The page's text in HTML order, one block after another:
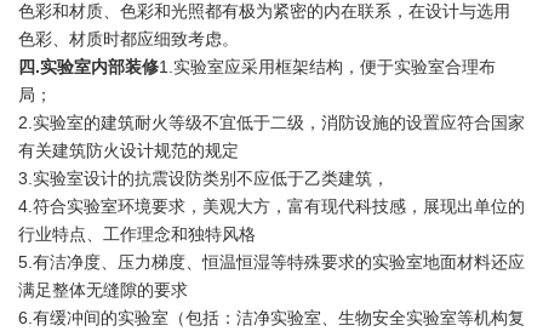
色彩和材质、色彩和光照都有极为紧密的内在联系，在设计与选用
色彩、材质时都应细致考虑。
四.实验室内部装修1.实验室应采用框架结构，便于实验室合理布
局；
2.实验室的建筑耐火等级不宜低于二级，消防设施的设置应符合国家
有关建筑防火设计规范的规定
3.实验室设计的抗震设防类别不应低于乙类建筑，
4.符合实验室环境要求，美观大方，富有现代科技感，展现出单位的
行业特点、工作理念和独特风格
5.有洁净度、压力梯度、恒温恒湿等特殊要求的实验室地面材料还应
满足整体无缝隙的要求
6.有缓冲间的实验室（包括：洁净实验室、生物安全实验室等机构复